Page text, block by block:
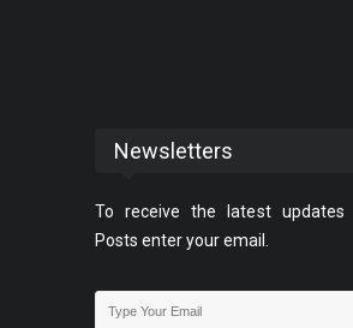
Newsletters
To receive the latest updates
Posts enter your email.